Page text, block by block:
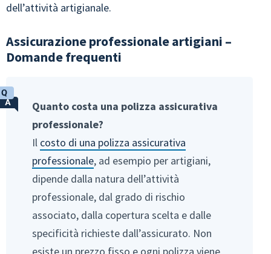
dell’attività artigianale.
Assicurazione professionale artigiani –
Domande frequenti
Quanto costa una polizza assicurativa
professionale?
Il costo di una polizza assicurativa
professionale, ad esempio per artigiani,
dipende dalla natura dell’attività
professionale, dal grado di rischio
associato, dalla copertura scelta e dalle
specificità richieste dall’assicurato. Non